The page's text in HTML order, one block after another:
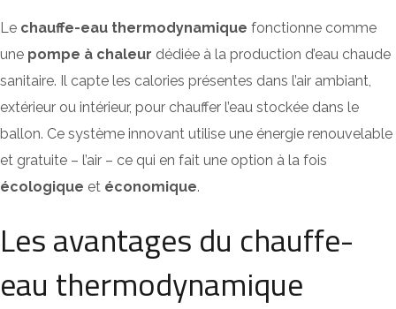
Le chauffe-eau thermodynamique fonctionne comme
une pompe à chaleur dédiée à la production d’eau chaude
sanitaire. Il capte les calories présentes dans l’air ambiant,
extérieur ou intérieur, pour chauffer l’eau stockée dans le
ballon. Ce système innovant utilise une énergie renouvelable
et gratuite – l’air – ce qui en fait une option à la fois
écologique et économique.
Les avantages du chauffe-
eau thermodynamique